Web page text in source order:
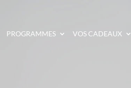
PROGRAMMES VOS CADEAUX